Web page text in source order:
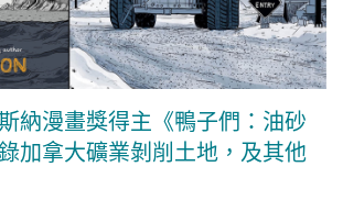
納漫畫獎得主《鴨子們：油砂
加拿大礦業剝削土地，及其他